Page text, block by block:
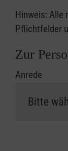
Hinweis: Alle
Pflichtfelder
Zur
Anrede